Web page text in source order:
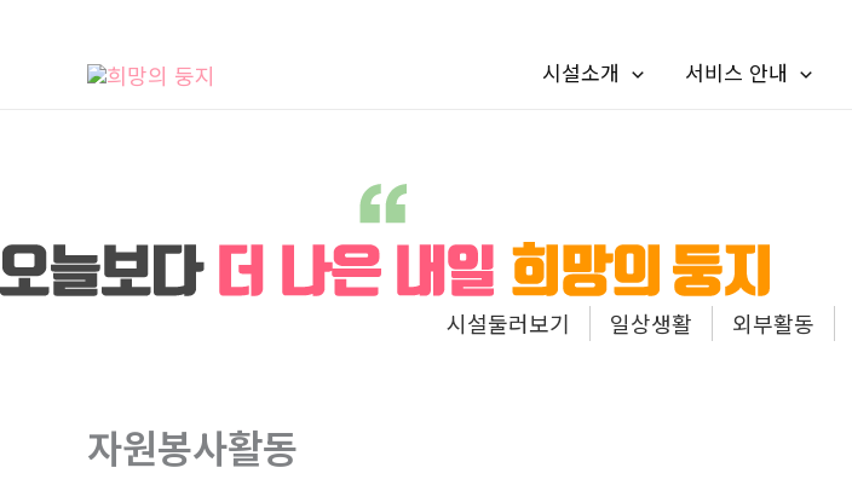
기
시설소개 서비스 안내
시설둘러보기 일상생활 외부활동
자원봉사활동